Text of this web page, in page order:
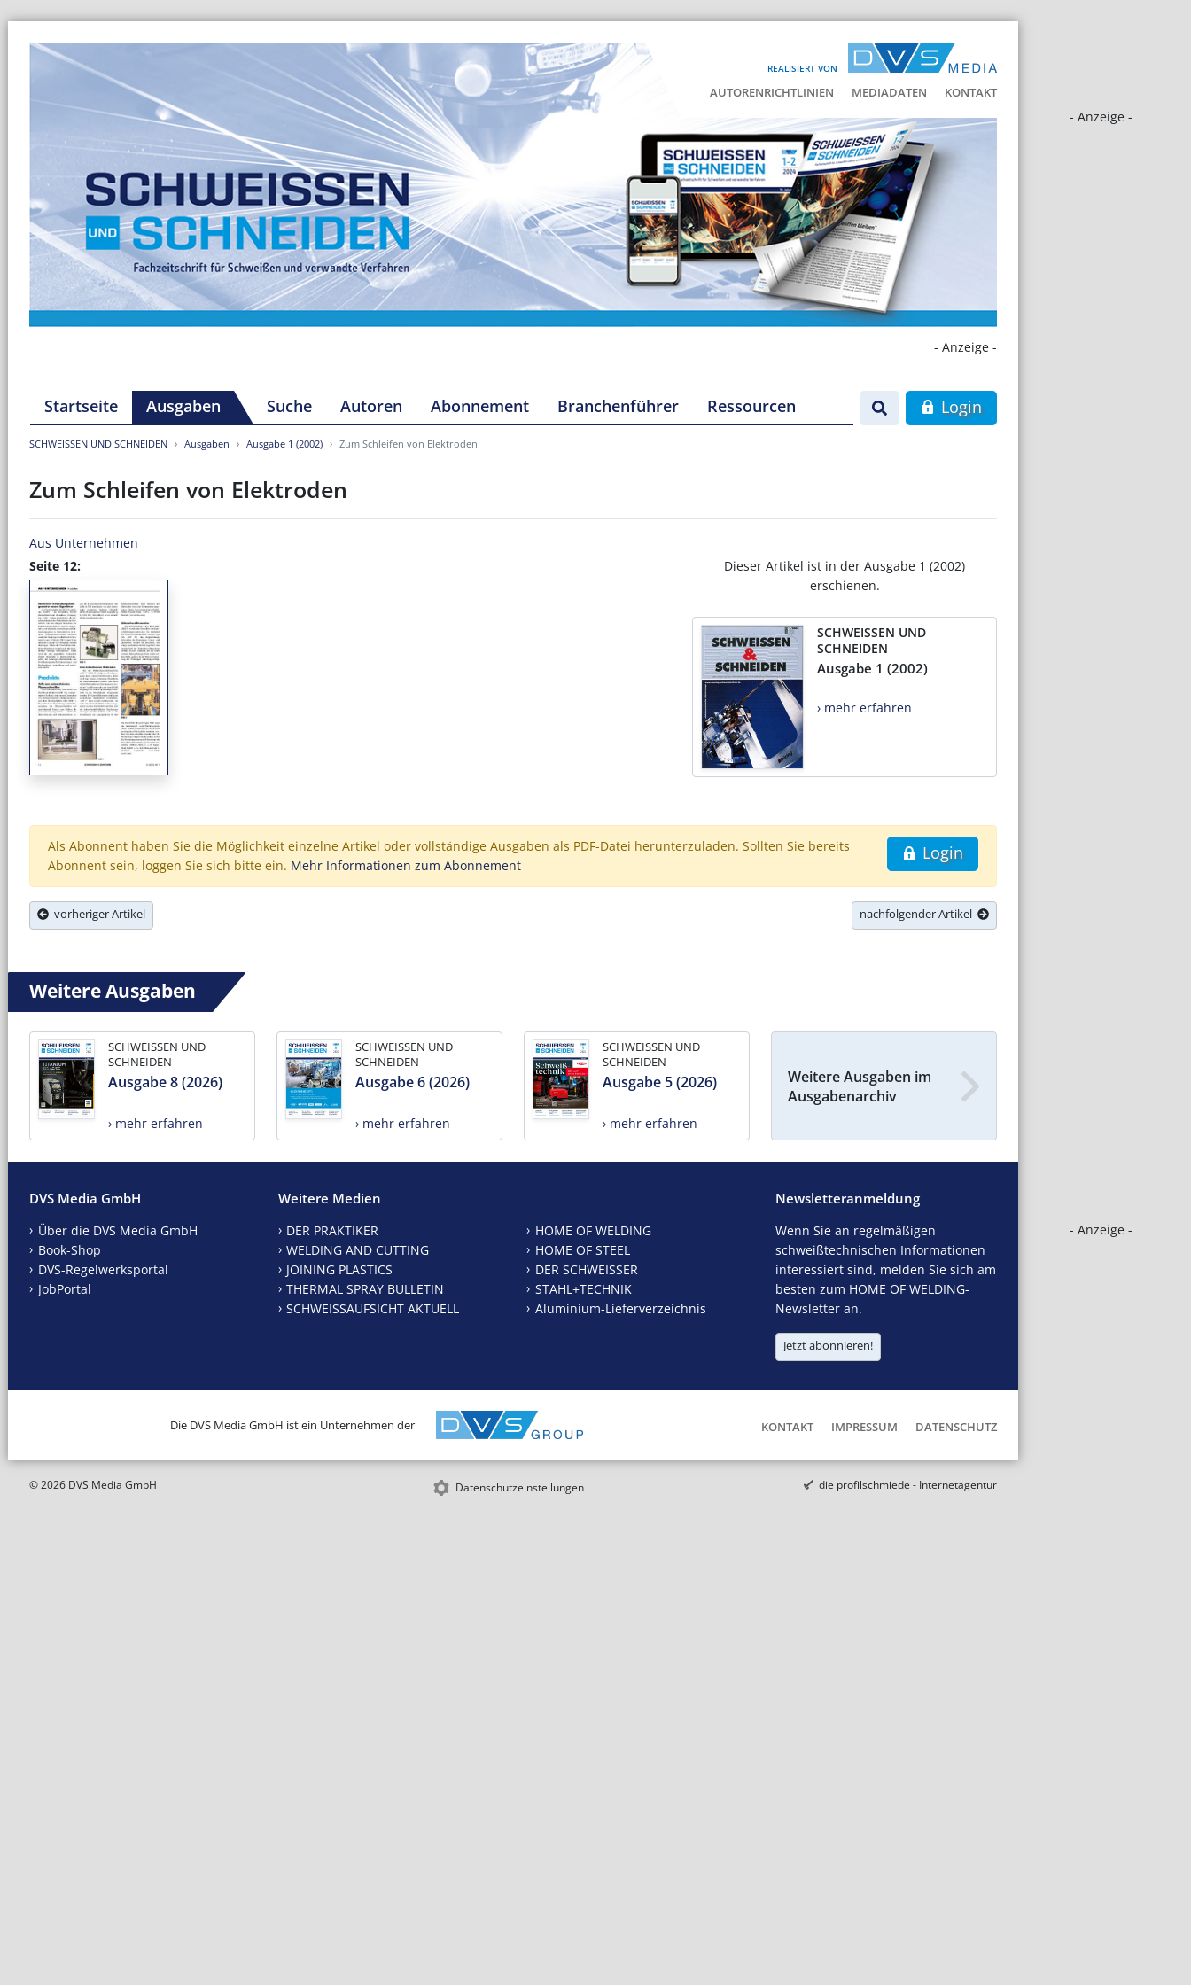
REALISIERT VON
AUTORENRICHTLINIEN MEDIADATEN KONTAKT
- Anzeige -
- Anzeige -
- Anzeige -
Startseite Ausgaben Suche Autoren Abonnement Branchenführer Ressourcen Login
SCHWEISSEN UND SCHNEIDEN Ausgaben Ausgabe 1 (2002) Zum Schleifen von Elektroden
Zum Schleifen von Elektroden
Aus Unternehmen
Seite 12:
Dieser Artikel ist in der Ausgabe 1 (2002)
erschienen.
SCHWEISSEN UND
SCHNEIDEN
Ausgabe 1 (2002)
› mehr erfahren
Login
Als Abonnent haben Sie die Möglichkeit einzelne Artikel oder vollständige Ausgaben als PDF-Datei herunterzuladen. Sollten Sie bereits
Abonnent sein, loggen Sie sich bitte ein. Mehr Informationen zum Abonnement
vorheriger Artikel nachfolgender Artikel
Weitere Ausgaben
SCHWEISSEN UND
SCHNEIDEN
Ausgabe 8 (2026)
› mehr erfahren
SCHWEISSEN UND
SCHNEIDEN
Ausgabe 6 (2026)
› mehr erfahren
SCHWEISSEN UND
SCHNEIDEN
Ausgabe 5 (2026)
› mehr erfahren
Weitere Ausgaben im
Ausgabenarchiv
DVS Media GmbH
Über die DVS Media GmbH
Book-Shop
DVS-Regelwerksportal
JobPortal
Weitere Medien
DER PRAKTIKER
WELDING AND CUTTING
JOINING PLASTICS
THERMAL SPRAY BULLETIN
SCHWEISSAUFSICHT AKTUELL
HOME OF WELDING
HOME OF STEEL
DER SCHWEISSER
STAHL+TECHNIK
Aluminium-Lieferverzeichnis
Newsletteranmeldung
Wenn Sie an regelmäßigen
schweißtechnischen Informationen
interessiert sind, melden Sie sich am
besten zum HOME OF WELDING-
Newsletter an.
Jetzt abonnieren!
Die DVS Media GmbH ist ein Unternehmen der KONTAKT IMPRESSUM DATENSCHUTZ
© 2026 DVS Media GmbH Datenschutzeinstellungen die profilschmiede - Internetagentur